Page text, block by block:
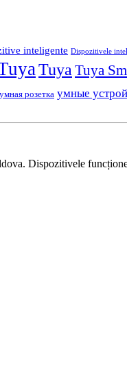
inteligente Dispozitivele
Tuya Tuya
умная розетка умные
Dispozitivele